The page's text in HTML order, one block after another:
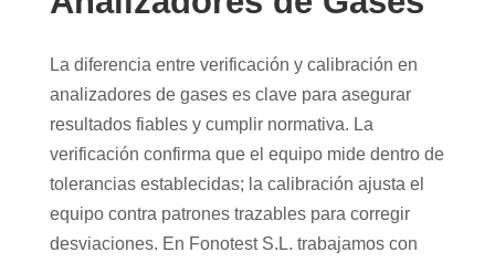
La diferencia entre verificación y calibración en
analizadores de gases es clave para asegurar
resultados fiables y cumplir normativa. La
verificación confirma que el equipo mide dentro de
tolerancias establecidas; la calibración ajusta el
equipo contra patrones trazables para corregir
desviaciones. En Fonotest S.L. trabajamos con